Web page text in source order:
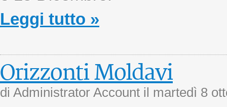
Leggi tutto »
Orizzonti Moldavi
di Administrator Account il martedì 8